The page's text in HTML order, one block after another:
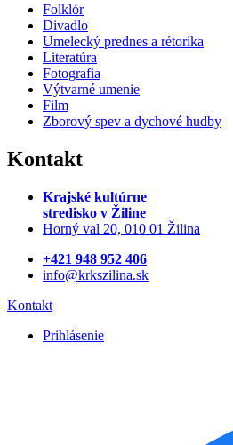
Folklór
Divadlo
Umelecký prednes a rétorika
Literatúra
Fotografia
Výtvarné umenie
Film
Zborový spev a dychové hudby
Kontakt
Krajské kultúrne
stredisko v Žiline
Horný val 20, 010 01 Žilina
+421 948 952 406
info@krkszilina.sk
Kontakt
Prihlásenie